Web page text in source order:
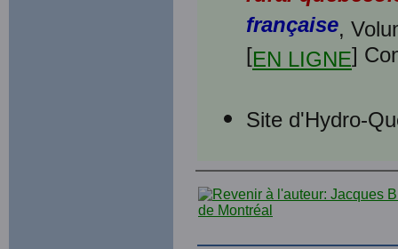
française,
[EN LIGNE]
Site d'Hydro-